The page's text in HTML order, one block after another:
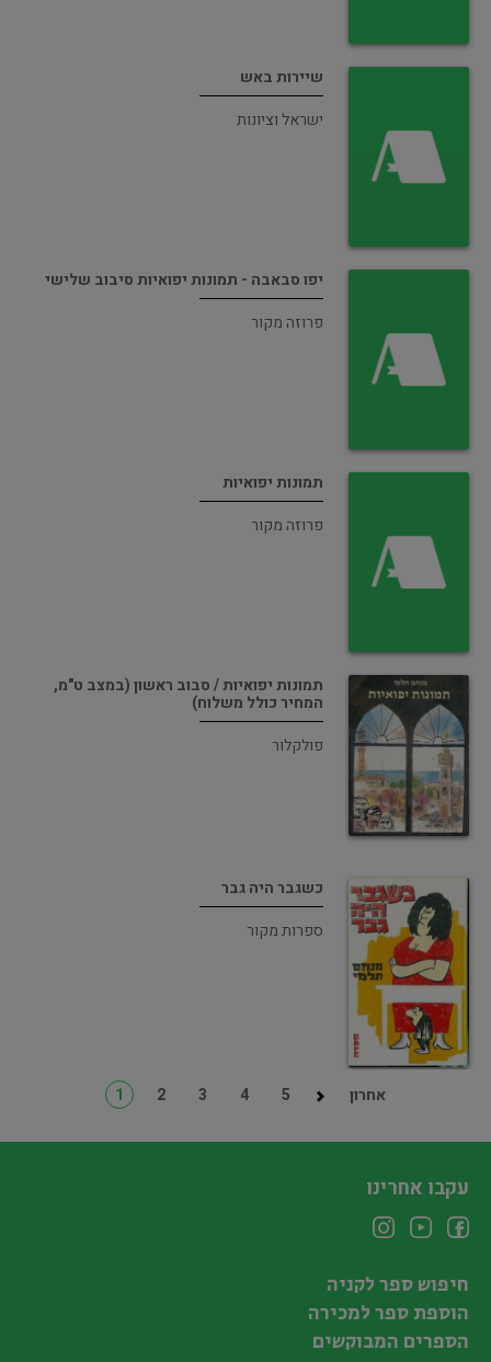
שיירות באש
ישראל וציונות
יפו סבאבה - תמונות יפואיות סיבוב שלישי
פרוזה מקור
תמונות יפואיות
פרוזה מקור
תמונות יפואיות / סבוב ראשון (במצב ט"מ,
המחיר כולל משלוח)
פולקלור
כשגבר היה גבר
ספרות מקור
1 2 3 4 5 אחרון
עקבו אחרינו
חיפוש ספר לקניה
הוספת ספר למכירה
הספרים המבוקשים